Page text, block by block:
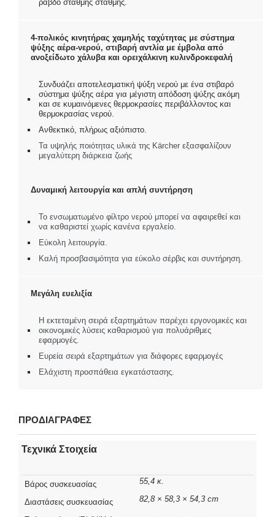
ράβδο στάθμης στάθμης.
4-πολικός κινητήρας χαμηλής ταχύτητας με σύστημα
ψύξης αέρα-νερού, στιβαρή αντλία με έμβολα από
ανοξείδωτο χάλυβα και ορειχάλκινη κυλινδροκεφαλή
Συνδυάζει αποτελεσματική ψύξη νερού με ένα στιβαρό
σύστημα ψύξης αέρα για μέγιστη απόδοση ψύξης ακόμη
και σε κυμαινόμενες θερμοκρασίες περιβάλλοντος και
θερμοκρασίας νερού.
Ανθεκτικό, πλήρως αξιόπιστο.
Τα υψηλής ποιότητας υλικά της Kärcher εξασφαλίζουν
μεγαλύτερη διάρκεια ζωής
Δυναμική λειτουργία και απλή συντήρηση
Το ενσωματωμένο φίλτρο νερού μπορεί να αφαιρεθεί και
να καθαριστεί χωρίς κανένα εργαλείο.
Εύκολη λειτουργία.
Καλή προσβασιμότητα για εύκολο σέρβις και συντήρηση.
Μεγάλη ευελιξία
Η εκτεταμένη σειρά εξαρτημάτων παρέχει εργονομικές και
οικονομικές λύσεις καθαρισμού για πολυάριθμες
εφαρμογές.
Ευρεία σειρά εξαρτημάτων για διάφορες εφαρμογές
Ελάχιστη προσπάθεια εγκατάστασης.
ΠΡΟΔΙΑΓΡΑΦΕΣ
Τεχνικά Στοιχεία
Βάρος συσκευασίας 55,4 κ.
Διαστάσεις συσκευασίας 82,8 × 58,3 × 54,3 cm